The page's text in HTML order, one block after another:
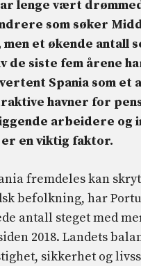
lenge vært
som søker
men et økende antall
de siste fem årene
Spania som et
havner for
arbeidere og
en viktig faktor.
fremdeles kan
befolkning, har
antall steget med
2018. Landets
sikkerhet og